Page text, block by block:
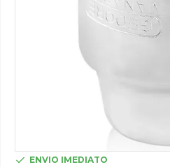
ENVIO IMEDIATO